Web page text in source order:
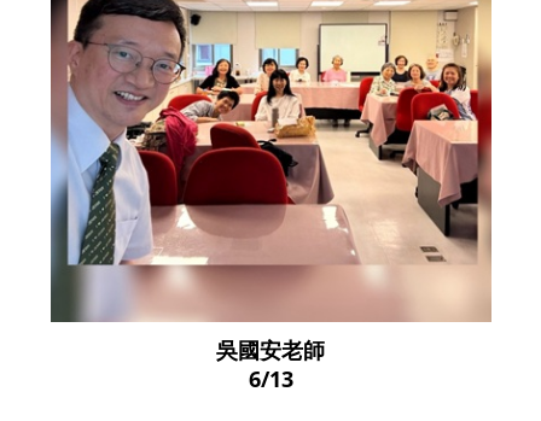
吳國安老師
6/13